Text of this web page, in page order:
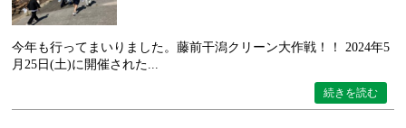
今年も行ってまいりました。藤前干潟クリーン大作戦！！ 2024年5
月25日(土)に開催された...
続きを読む